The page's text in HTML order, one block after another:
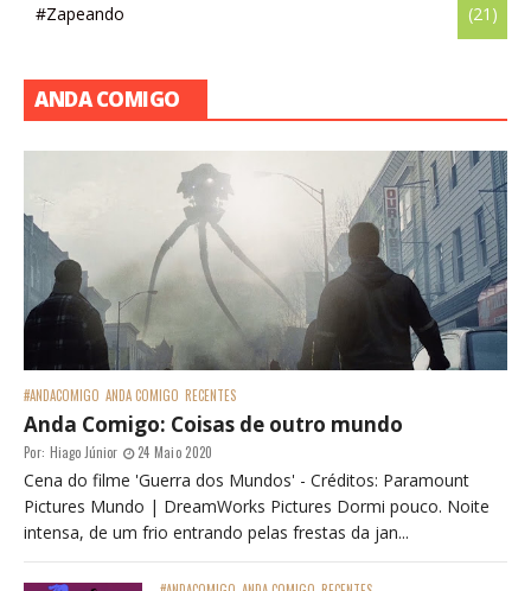
#Zapeando (21)
ANDA COMIGO
#ANDACOMIGO ANDA COMIGO RECENTES
Anda Comigo: Coisas de outro mundo
Por: Hiago Júnior 24 Maio 2020
Cena do filme 'Guerra dos Mundos' - Créditos: Paramount
Pictures Mundo | DreamWorks Pictures Dormi pouco. Noite
intensa, de um frio entrando pelas frestas da jan...